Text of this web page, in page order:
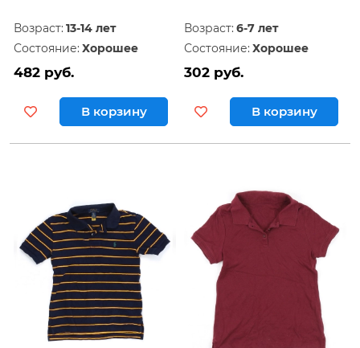
Возраст: 13-14 лет
Состояние: Хорошее
482 руб.
В корзину
Возраст: 6-7 лет
Состояние: Хорошее
302 руб.
В корзину